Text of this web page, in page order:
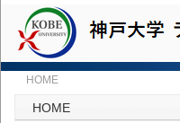
HOME
HOME